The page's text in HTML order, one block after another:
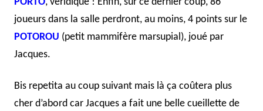
joueurs dans la salle perdront, au moins, 4 points sur le
POTOROU (petit mammifère marsupial), joué par
Jacques.
Bis repetita au coup suivant mais là ça coûtera plus
cher d’abord car Jacques a fait une belle cueillette de